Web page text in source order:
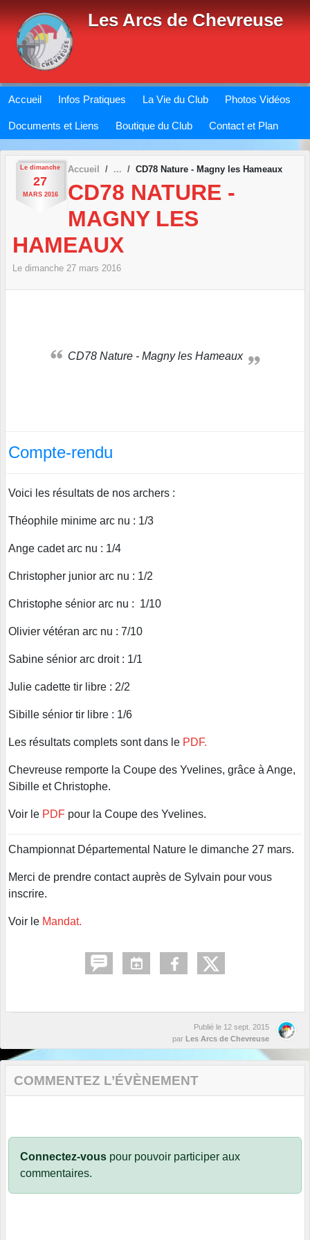
Les Arcs de Chevreuse
Accueil Infos Pratiques La Vie du Club Photos Vidéos
Documents et Liens Boutique du Club Contact et Plan
Le dimanche
27
MARS 2016
Accueil CD78 Nature - Magny les Hameaux
CD78 NATURE -
MAGNY LES
HAMEAUX
Le dimanche 27 mars 2016
CD78 Nature - Magny les Hameaux
Compte-rendu
Voici les résultats de nos archers :
Théophile minime arc nu : 1/3
Ange cadet arc nu : 1/4
Christopher junior arc nu : 1/2
Christophe sénior arc nu : 1/10
Olivier vétéran arc nu : 7/10
Sabine sénior arc droit : 1/1
Julie cadette tir libre : 2/2
Sibille sénior tir libre : 1/6
Les résultats complets sont dans le PDF.
Chevreuse remporte la Coupe des Yvelines, grâce à Ange,
Sibille et Christophe.
Voir le PDF pour la Coupe des Yvelines.
Championnat Départemental Nature le dimanche 27 mars.
Merci de prendre contact auprès de Sylvain pour vous
inscrire.
Voir le Mandat.
Publié le 12 sept. 2015
par Les Arcs de Chevreuse
COMMENTEZ L’ÉVÈNEMENT
Connectez-vous pour pouvoir participer aux
commentaires.